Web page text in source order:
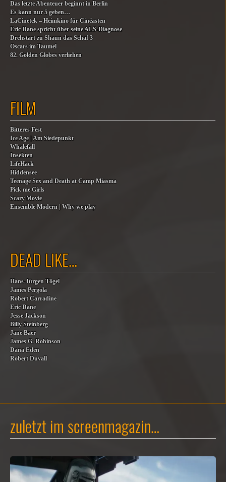
Das letzte Abenteuer beginnt in Berlin
Es kann nur 5 geben…
LaCinetek – Heimkino für Cinéasten
Eric Dane spricht über seine ALS-Diagnose
Drehstart zu Shaun das Schaf 3
Oscars im Taumel
82. Golden Globes verliehen
FILM
Bitteres Fest
Ice Age | Am Siedepunkt
Whalefall
Insekten
LifeHack
Hiddensee
Teenage Sex and Death at Camp Miasma
Pick me Girls
Scary Movie
Ensemble Modern | Why we play
DEAD LIKE…
Hans-Jürgen Tögel
James Pergola
Robert Carradine
Eric Dane
Jesse Jackson
Billy Steinberg
Jane Baer
James G. Robinson
Dana Eden
Robert Duvall
zuletzt im screenmagazin…